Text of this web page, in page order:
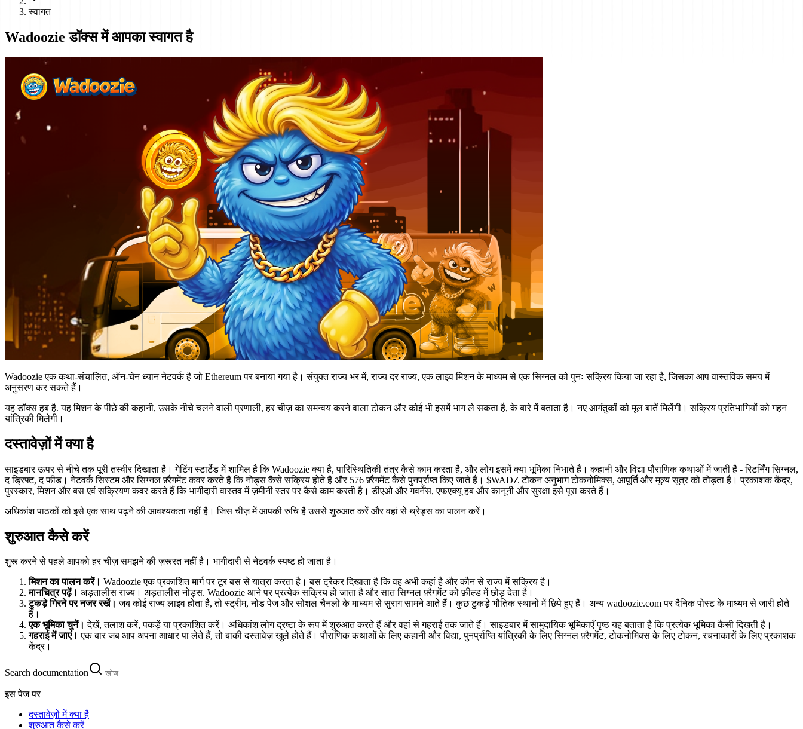
स्वागत
Wadoozie डॉक्स में आपका स्वागत है
Wadoozie एक कथा-संचालित, ऑन-चेन ध्यान नेटवर्क है जो Ethereum पर बनाया गया है। संयुक्त राज्य भर में, राज्य दर राज्य, एक लाइव मिशन के माध्यम से एक सिग्नल को पुनः सक्रिय किया जा रहा है, जिसका आप वास्तविक समय में
अनुसरण कर सकते हैं।
यह डॉक्स हब है. यह मिशन के पीछे की कहानी, उसके नीचे चलने वाली प्रणाली, हर चीज़ का समन्वय करने वाला टोकन और कोई भी इसमें भाग ले सकता है, के बारे में बताता है। नए आगंतुकों को मूल बातें मिलेंगी। सक्रिय प्रतिभागियों को गहन
यांत्रिकी मिलेगी।
दस्तावेज़ों में क्या है
साइडबार ऊपर से नीचे तक पूरी तस्वीर दिखाता है। गेटिंग स्टार्टेड में शामिल है कि Wadoozie क्या है, पारिस्थितिकी तंत्र कैसे काम करता है, और लोग इसमें क्या भूमिका निभाते हैं। कहानी और विद्या पौराणिक कथाओं में जाती है - रिटर्निंग सिग्नल,
द ड्रिफ्ट, द फीड। नेटवर्क सिस्टम और सिग्नल फ़्रैगमेंट कवर करते हैं कि नोड्स कैसे सक्रिय होते हैं और 576 फ़्रैगमेंट कैसे पुनर्प्राप्त किए जाते हैं। $WADZ टोकन अनुभाग टोकनोमिक्स, आपूर्ति और मूल्य सूत्र को तोड़ता है। प्रकाशक केंद्र,
पुरस्कार, मिशन और बस एवं सक्रियण कवर करते हैं कि भागीदारी वास्तव में ज़मीनी स्तर पर कैसे काम करती है। डीएओ और गवर्नेंस, एफएक्यू हब और कानूनी और सुरक्षा इसे पूरा करते हैं।
अधिकांश पाठकों को इसे एक साथ पढ़ने की आवश्यकता नहीं है। जिस चीज़ में आपकी रुचि है उससे शुरुआत करें और वहां से थ्रेड्स का पालन करें।
शुरुआत कैसे करें
शुरू करने से पहले आपको हर चीज़ समझने की ज़रूरत नहीं है। भागीदारी से नेटवर्क स्पष्ट हो जाता है।
मिशन का पालन करें। Wadoozie एक प्रकाशित मार्ग पर टूर बस से यात्रा करता है। बस ट्रैकर दिखाता है कि वह अभी कहां है और कौन से राज्य में सक्रिय है।
मानचित्र पढ़ें। अड़तालीस राज्य। अड़तालीस नोड्स. Wadoozie आने पर प्रत्येक सक्रिय हो जाता है और सात सिग्नल फ़्रैगमेंट को फ़ील्ड में छोड़ देता है।
टुकड़े गिरने पर नजर रखें। जब कोई राज्य लाइव होता है, तो स्ट्रीम, नोड पेज और सोशल चैनलों के माध्यम से सुराग सामने आते हैं। कुछ टुकड़े भौतिक स्थानों में छिपे हुए हैं। अन्य wadoozie.com पर दैनिक पोस्ट के माध्यम से जारी होते
हैं।
एक भूमिका चुनें। देखें, तलाश करें, पकड़ें या प्रकाशित करें। अधिकांश लोग द्रष्टा के रूप में शुरुआत करते हैं और वहां से गहराई तक जाते हैं। साइडबार में सामुदायिक भूमिकाएँ पृष्ठ यह बताता है कि प्रत्येक भूमिका कैसी दिखती है।
गहराई में जाएं। एक बार जब आप अपना आधार पा लेते हैं, तो बाकी दस्तावेज़ खुले होते हैं। पौराणिक कथाओं के लिए कहानी और विद्या, पुनर्प्राप्ति यांत्रिकी के लिए सिग्नल फ़्रैगमेंट, टोकनोमिक्स के लिए टोकन, रचनाकारों के लिए प्रकाशक
केंद्र।
Search documentation
इस पेज पर
दस्तावेज़ों में क्या है
शुरुआत कैसे करें